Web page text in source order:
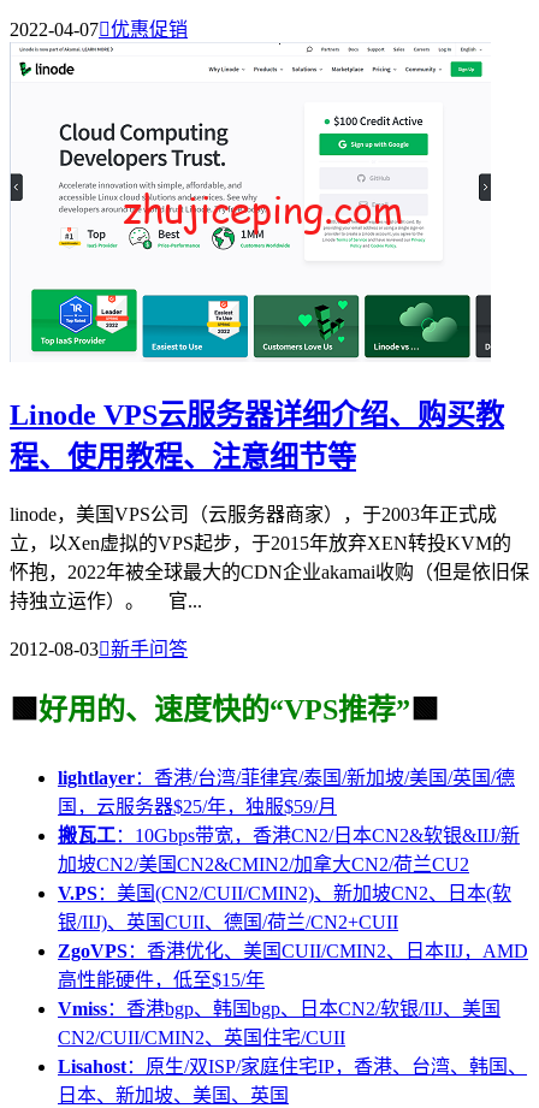
2022-04-07优惠促销
Linode VPS云服务器详细介绍、购买教
程、使用教程、注意细节等
linode，美国VPS公司（云服务器商家），于2003年正式成
立，以Xen虚拟的VPS起步，于2015年放弃XEN转投KVM的
怀抱，2022年被全球最大的CDN企业akamai收购（但是依旧保
持独立运作）。 官...
2012-08-03新手问答
🟩 好用的、速度快的“VPS推荐” 🟩
lightlayer：香港/台湾/菲律宾/泰国/新加坡/美国/英国/德
国，云服务器$25/年，独服$59/月
搬瓦工：10Gbps带宽，香港CN2/日本CN2&软银&IIJ/新
加坡CN2/美国CN2&CMIN2/加拿大CN2/荷兰CU2
V.PS：美国(CN2/CUII/CMIN2)、新加坡CN2、日本(软
银/IIJ)、英国CUII、德国/荷兰/CN2+CUII
ZgoVPS：香港优化、美国CUII/CMIN2、日本IIJ，AMD
高性能硬件，低至$15/年
Vmiss：香港bgp、韩国bgp、日本CN2/软银/IIJ、美国
CN2/CUII/CMIN2、英国住宅/CUII
Lisahost：原生/双ISP/家庭住宅IP，香港、台湾、韩国、
日本、新加坡、美国、英国